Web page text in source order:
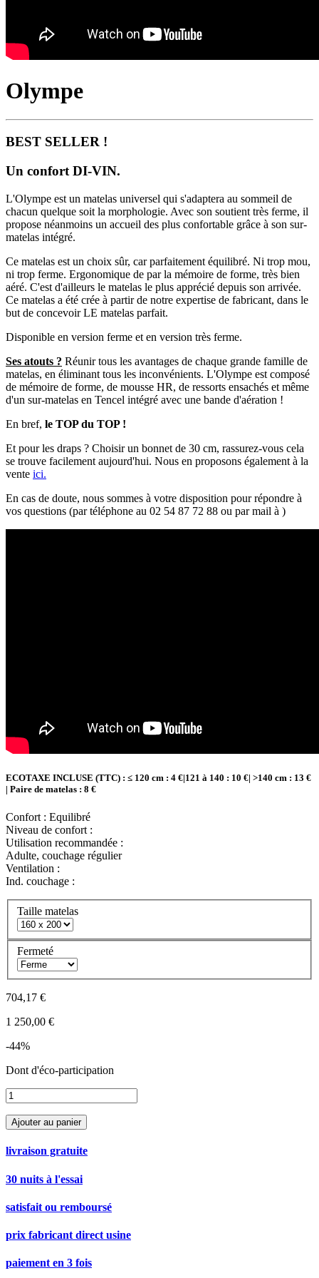
Olympe
BEST SELLER !
Un confort DI-VIN.
L'Olympe est un matelas universel qui s'adaptera au sommeil de
chacun quelque soit la morphologie. Avec son soutient très ferme, il
propose néanmoins un accueil des plus confortable grâce à son sur-
matelas intégré.
Ce matelas est un choix sûr, car parfaitement équilibré. Ni trop mou,
ni trop ferme. Ergonomique de par la mémoire de forme, très bien
aéré. C'est d'ailleurs le matelas le plus apprécié depuis son arrivée.
Ce matelas a été crée à partir de notre expertise de fabricant, dans le
but de concevoir LE matelas parfait.
Disponible en version ferme et en version très ferme.
Ses atouts ? Réunir tous les avantages de chaque grande famille de
matelas, en éliminant tous les inconvénients. L'Olympe est composé
de mémoire de forme, de mousse HR, de ressorts ensachés et même
d'un sur-matelas en Tencel intégré avec une bande d'aération !
En bref, le TOP du TOP !
Et pour les draps ? Choisir un bonnet de 30 cm, rassurez-vous cela
se trouve facilement aujourd'hui. Nous en proposons également à la
vente ici.
En cas de doute, nous sommes à votre disposition pour répondre à
vos questions (par téléphone au 02 54 87 72 88 ou par mail à )
ECOTAXE INCLUSE (TTC) : ≤ 120 cm : 4 €|121 à 140 : 10 €| >140 cm : 13 €
| Paire de matelas : 8 €
Confort : Equilibré
Niveau de confort :
Utilisation recommandée :
Adulte, couchage régulier
Ventilation :
Ind. couchage :
Taille matelas
Fermeté
704,17 €
1 250,00 €
-44%
Dont d'éco-participation
Ajouter au panier
livraison gratuite
30 nuits à l'essai
satisfait ou remboursé
prix fabricant direct usine
paiement en 3 fois